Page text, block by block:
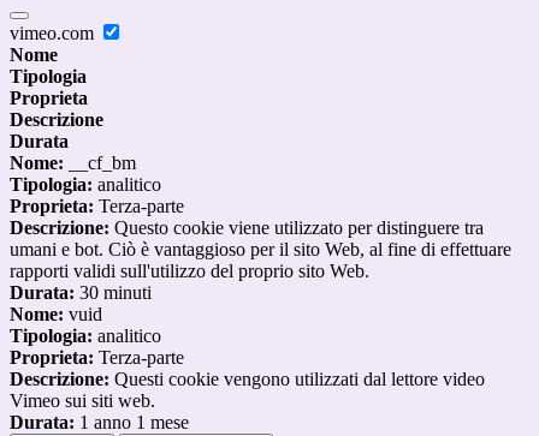
vimeo.com
Nome
Tipologia
Proprieta
Descrizione
Durata
Nome: __cf_bm
Tipologia: analitico
Proprieta: Terza-parte
Descrizione: Questo cookie viene utilizzato per distinguere tra
umani e bot. Ciò è vantaggioso per il sito Web, al fine di effettuare
rapporti validi sull'utilizzo del proprio sito Web.
Durata: 30 minuti
Nome: vuid
Tipologia: analitico
Proprieta: Terza-parte
Descrizione: Questi cookie vengono utilizzati dal lettore video
Vimeo sui siti web.
Durata: 1 anno 1 mese